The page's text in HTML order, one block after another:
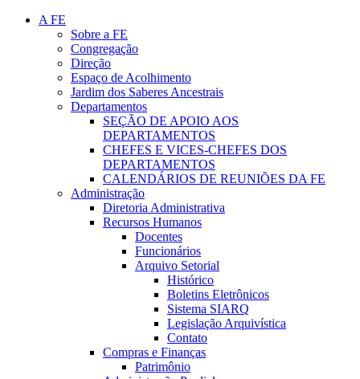
A FE
Sobre a FE
Congregação
Direção
Espaço de Acolhimento
Jardim dos Saberes Ancestrais
Departamentos
SEÇÃO DE APOIO AOS
DEPARTAMENTOS
CHEFES E VICES-CHEFES DOS
DEPARTAMENTOS
CALENDÁRIOS DE REUNIÕES DA FE
Administração
Diretoria Administrativa
Recursos Humanos
Docentes
Funcionários
Arquivo Setorial
Histórico
Boletins Eletrônicos
Sistema SIARQ
Legislação Arquivística
Contato
Compras e Finanças
Patrimônio